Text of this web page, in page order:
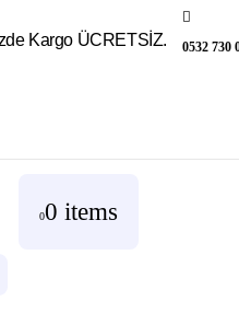
Kargo ÜCRETSİZ. 0532 730
00 items